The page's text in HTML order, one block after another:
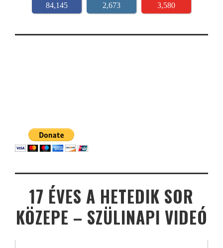
84,145 2,673 3,580
17 ÉVES A HETEDIK SOR
KÖZEPE – SZÜLINAPI VIDEÓ